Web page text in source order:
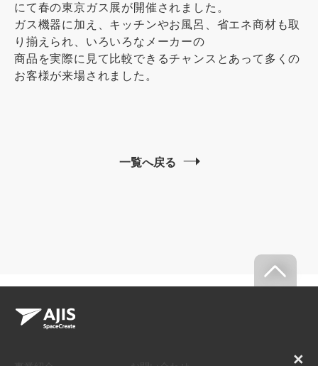
にて春の東京ガス展が開催されました。
ガス機器に加え、キッチンやお風呂、省エネ商材も取
り揃えられ、いろいろなメーカーの
商品を実際に見て比較できるチャンスとあって多くの
お客様が来場されました。
一覧へ戻る
×